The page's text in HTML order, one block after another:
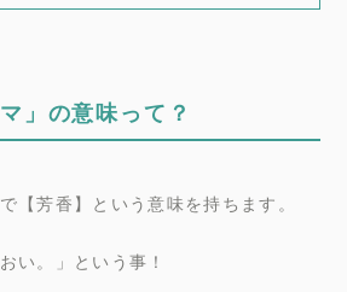
」の意味って？
【芳香】という意味を持ちます。
い。」という事！